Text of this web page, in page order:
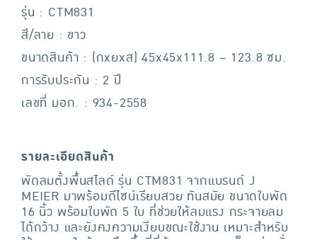
รุ่น : CTM831
สี/ลาย : ขาว
ขนาดสินค้า : (กxยxส) 45x45x111.8 – 123.8 ซม.
การรับประกัน : 2 ปี
เลขที่ มอก. : 934-2558
รายละเอียดสินค้า
พัดลมตั้งพื้นสไลด์ รุ่น CTM831 จากแบรนด์ J
MEIER มาพร้อมดีไซน์เรียบสวย ทันสมัย ขนาดใบพัด
16 นิ้ว พร้อมใบพัด 5 ใบ ที่ช่วยให้ลมแรง กระจายลม
ได้กว้าง และยังคงความเงียบขณะใช้งาน เหมาะสำหรับ